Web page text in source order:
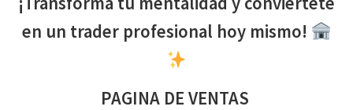
en un trader profesional hoy mismo!
PAGINA DE VENTAS